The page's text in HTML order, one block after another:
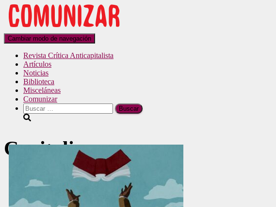
Cambiar modo de navegación
Revista Crítica Anticapitalista
Artículos
Noticias
Biblioteca
Misceláneas
Comunizar
Capitalismo